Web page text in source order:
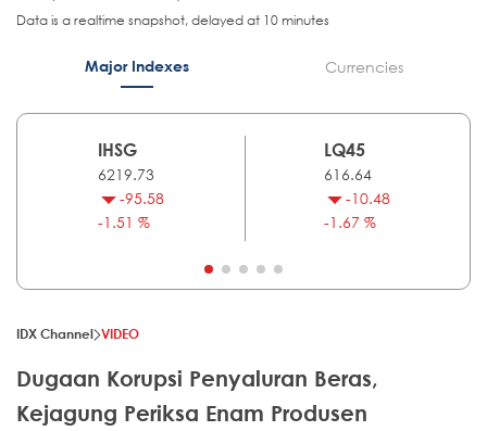
Data is a realtime snapshot, delayed at 10 minutes
Major Indexes Currencies
IHSG
6219.73
-95.58
-1.51 %
LQ45
616.64
-10.48
-1.67 %
IDX Channel VIDEO
Dugaan Korupsi Penyaluran Beras,
Kejagung Periksa Enam Produsen